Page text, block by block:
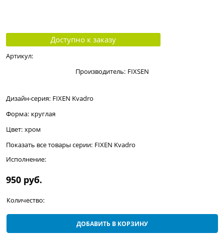
Доступно к заказу
Артикул:
Производитель: FIXSEN
Дизайн-серия: FIXEN Kvadro
Форма: круглая
Цвет: хром
Показать все товары серии: FIXEN Kvadro
Исполнение:
950 руб.
Количество:
ДОБАВИТЬ В КОРЗИНУ